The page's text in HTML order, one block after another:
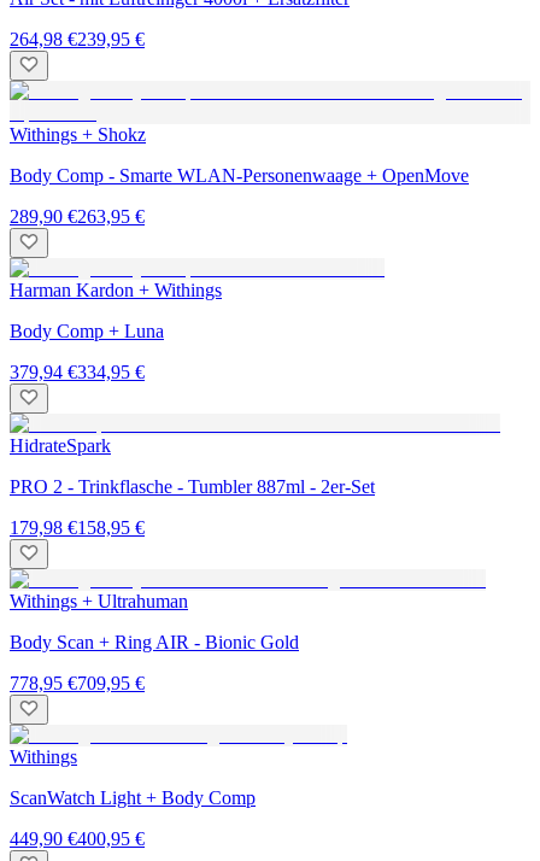
264,98 €239,95 €
Withings + Shokz
Body Comp - Smarte WLAN-Personenwaage + OpenMove
289,90 €263,95 €
Harman Kardon + Withings
Body Comp + Luna
379,94 €334,95 €
HidrateSpark
PRO 2 - Trinkflasche - Tumbler 887ml - 2er-Set
179,98 €158,95 €
Withings + Ultrahuman
Body Scan + Ring AIR - Bionic Gold
778,95 €709,95 €
Withings
ScanWatch Light + Body Comp
449,90 €400,95 €